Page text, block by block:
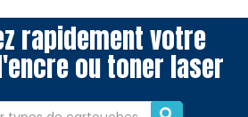
rapidement votre
ou toner laser